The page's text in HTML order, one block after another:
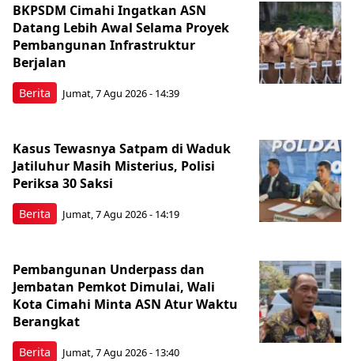
Berita
BKPSDM Cimahi Ingatkan ASN
Datang Lebih Awal Selama Proyek
Pembangunan Infrastruktur
Berjalan
Jumat, 7 Agu 2026 - 14:39
Berita
Kasus Tewasnya Satpam di Waduk
Jatiluhur Masih Misterius, Polisi
Periksa 30 Saksi
Jumat, 7 Agu 2026 - 14:19
Berita
Pembangunan Underpass dan
Jembatan Pemkot Dimulai, Wali
Kota Cimahi Minta ASN Atur Waktu
Berangkat
Jumat, 7 Agu 2026 - 13:40